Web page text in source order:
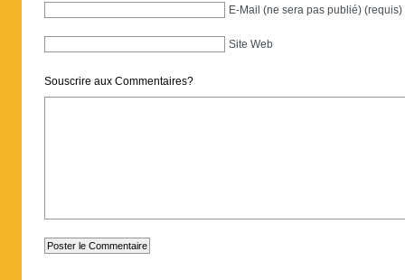
E-Mail (ne sera pas publié) (requis)
Site Web
Souscrire aux Commentaires?